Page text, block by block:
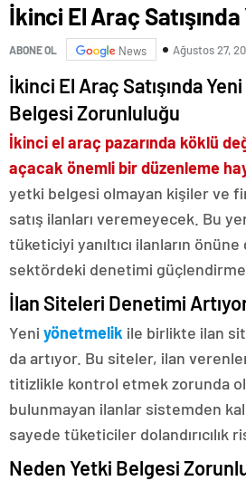
İkinci El Araç
ABONE OL News Ağustos 27,
İkinci El Araç Satışında
Belgesi Zorunluluğu
İkinci el araç pazarında köklü
açacak önemli bir düzenleme
yetki belgesi olmayan kişiler ve
satış ilanları veremeyecek. Bu
tüketiciyi yanıltıcı ilanların
sektördeki denetimi
İlan Siteleri Denetimi
Yeni yönetmelik ile birlikte ilan
da artıyor. Bu siteler, ilan
titizlikle kontrol etmek zorunda
bulunmayan ilanlar sistemden
sayede tüketiciler dolandırıcılık
Neden Yetki Belgesi